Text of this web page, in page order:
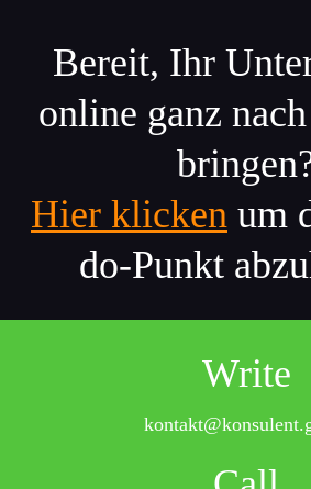
Bereit, Ihr
online ganz
Hier klicken um
do-Punkt
Write